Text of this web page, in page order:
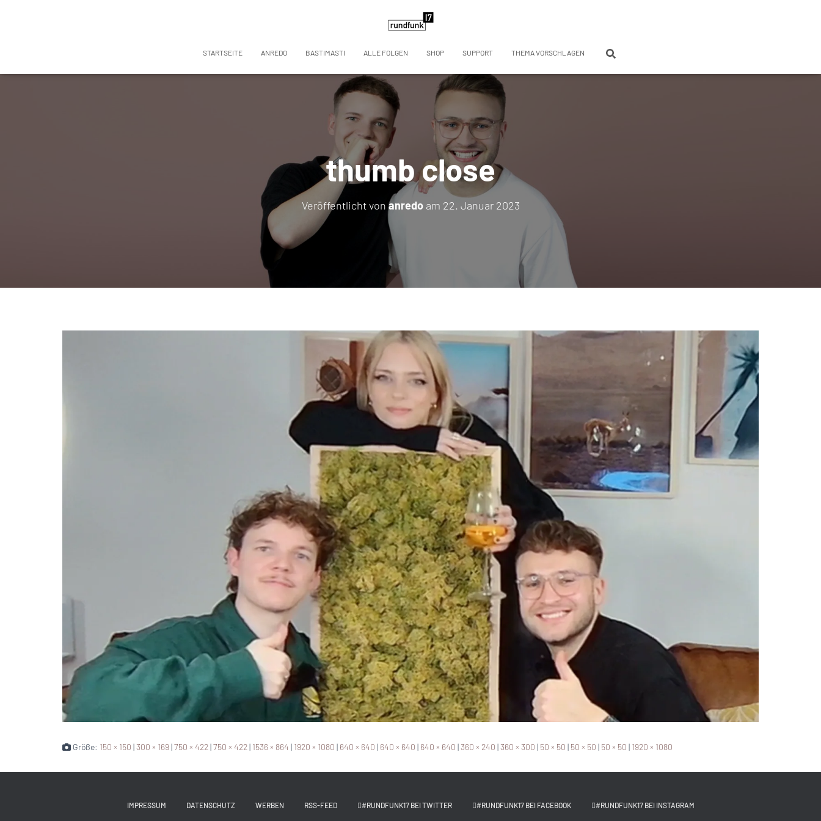
STARTSEITE ANREDO BASTIMASTI ALLE FOLGEN SHOP SUPPORT THEMA VORSCHLAGEN
thumb close
Veröffentlicht vonanredoam 22. Januar 2023
Größe: 150 × 150 |300 × 169|750 × 422|750 × 422| 1536 × 864 | 1920 × 1080 | 640 × 640 | 640 × 640 | 640 × 640 |360 × 240 |360 × 300 | 50 × 50 | 50 × 50 | 50 × 50 | 1920 × 1080
IMPRESSUM DATENSCHUTZ WERBEN RSS-FEED #RUNDFUNK17 BEI TWITTER #RUNDFUNK17 BEI FACEBOOK #RUNDFUNK17 BEI INSTAGRAM